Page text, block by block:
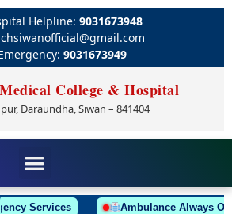
Helpline:9031673948
9031673949
College & Hospital
Daraundha, Siwan – 841404
Ambulance Always On Call